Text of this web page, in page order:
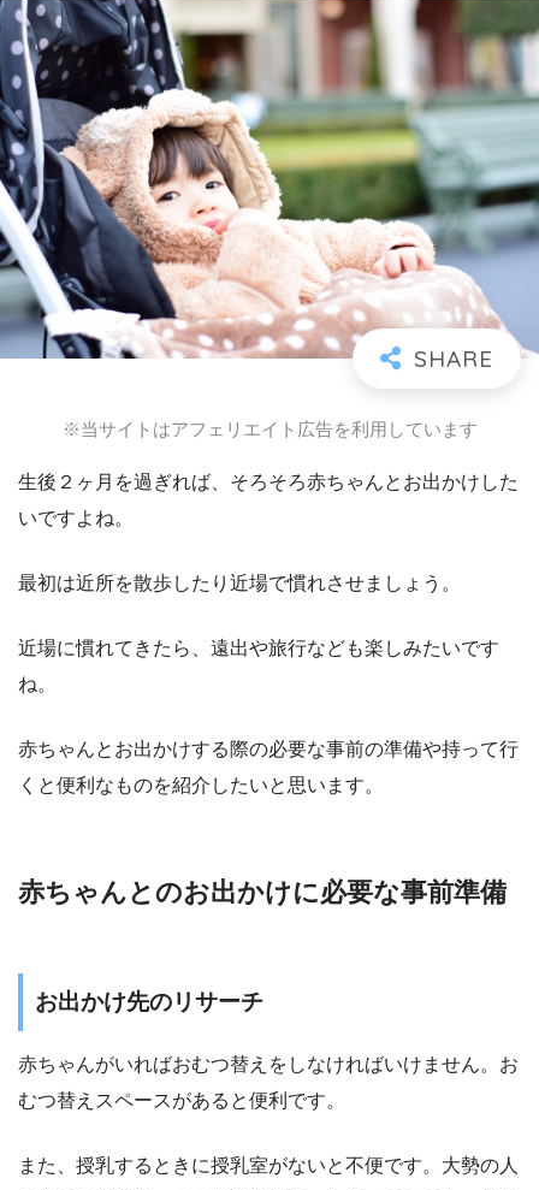
※当サイトはアフェリエイト広告を利用しています
生後２ヶ月を過ぎれば、そろそろ赤ちゃんとお出かけした
いですよね。
最初は近所を散歩したり近場で慣れさせましょう。
近場に慣れてきたら、遠出や旅行なども楽しみたいです
ね。
赤ちゃんとお出かけする際の必要な事前の準備や持って行
くと便利なものを紹介したいと思います。
赤ちゃんとのお出かけに必要な事前準備
お出かけ先のリサーチ
赤ちゃんがいればおむつ替えをしなければいけません。お
むつ替えスペースがあると便利です。
また、授乳するときに授乳室がないと不便です。大勢の人